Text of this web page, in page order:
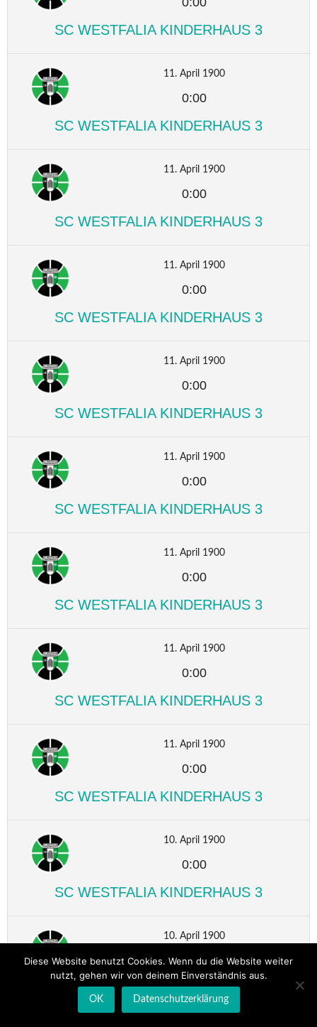
SC WESTFALIA KINDERHAUS 3
11. April 1900
0:00
SC WESTFALIA KINDERHAUS 3
11. April 1900
0:00
SC WESTFALIA KINDERHAUS 3
11. April 1900
0:00
SC WESTFALIA KINDERHAUS 3
11. April 1900
0:00
SC WESTFALIA KINDERHAUS 3
11. April 1900
0:00
SC WESTFALIA KINDERHAUS 3
11. April 1900
0:00
SC WESTFALIA KINDERHAUS 3
11. April 1900
0:00
SC WESTFALIA KINDERHAUS 3
11. April 1900
0:00
SC WESTFALIA KINDERHAUS 3
10. April 1900
0:00
SC WESTFALIA KINDERHAUS 3
10. April 1900
0:00
SC WESTFALIA KINDERHAUS 3
Diese Website benutzt Cookies. Wenn du die Website weiter
nutzt, gehen wir von deinem Einverständnis aus.
OK Datenschutzerklärung